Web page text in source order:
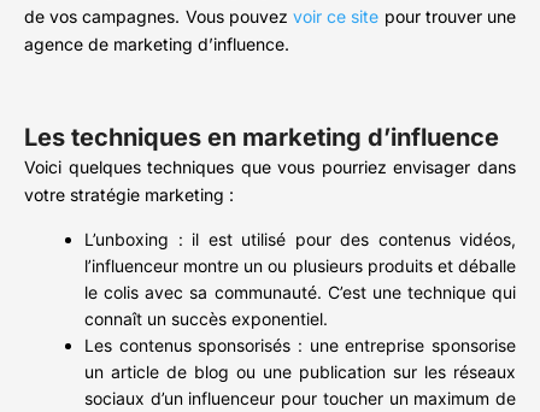
de vos campagnes. Vous pouvez voir ce site pour trouver une
agence de marketing d’influence.
Les techniques en marketing d’influence
Voici quelques techniques que vous pourriez envisager dans
votre stratégie marketing :
L’unboxing : il est utilisé pour des contenus vidéos,
l’influenceur montre un ou plusieurs produits et déballe
le colis avec sa communauté. C’est une technique qui
connaît un succès exponentiel.
Les contenus sponsorisés : une entreprise sponsorise
un article de blog ou une publication sur les réseaux
sociaux d’un influenceur pour toucher un maximum de